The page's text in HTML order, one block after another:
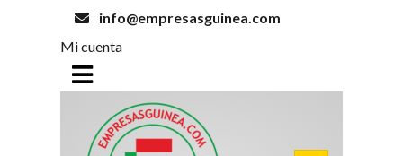
info@empresasguinea.com
Mi cuenta